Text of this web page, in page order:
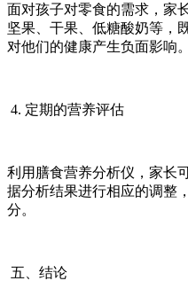
面对孩子对零食的需求，家
坚果、干果、低糖酸奶等，
对他们的健康产生负面影响。
4. 定期的营养评估
利用膳食营养分析仪，家长
据分析结果进行相应的调整
分。
五、结论